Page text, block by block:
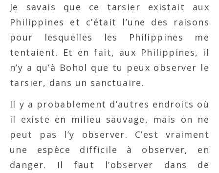
Je savais que ce tarsier existait aux
Philippines et c’était l’une des raisons
pour lesquelles les Philippines me
tentaient. Et en fait, aux Philippines, il
n’y a qu’à Bohol que tu peux observer le
tarsier, dans un sanctuaire.
Il y a probablement d’autres endroits où
il existe en milieu sauvage, mais on ne
peut pas l’y observer. C’est vraiment
une espèce difficile à observer, en
danger. Il faut l’observer dans de